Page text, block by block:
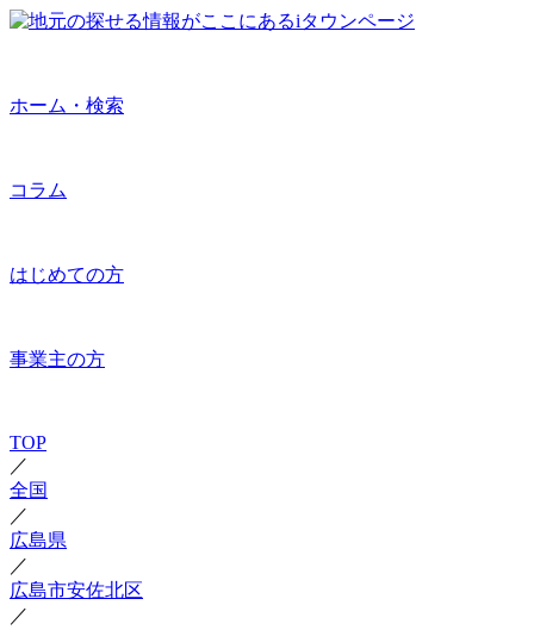
ホーム・検索
コラム
はじめての方
事業主の方
TOP
／
全国
／
広島県
／
広島市安佐北区
／